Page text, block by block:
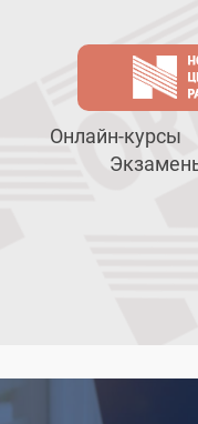
Онлайн-курсы